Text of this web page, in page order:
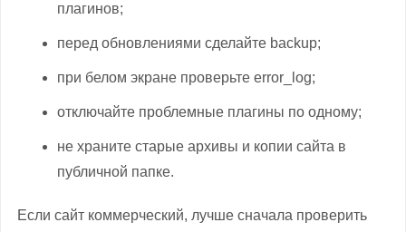
плагинов;
перед обновлениями сделайте backup;
при белом экране проверьте error_log;
отключайте проблемные плагины по одному;
не храните старые архивы и копии сайта в
публичной папке.
Если сайт коммерческий, лучше сначала проверить